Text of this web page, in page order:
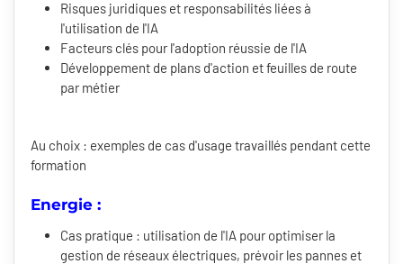
Risques juridiques et responsabilités liées à
l'utilisation de l'IA
Facteurs clés pour l'adoption réussie de l'IA
Développement de plans d'action et feuilles de route
par métier
Au choix : exemples de cas d'usage travaillés pendant cette
formation
Energie :
Cas pratique : utilisation de l'IA pour optimiser la
gestion de réseaux électriques, prévoir les pannes et